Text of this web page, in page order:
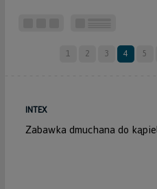
1 2 3 4 5
INTEX
Zabawka dmuchana do